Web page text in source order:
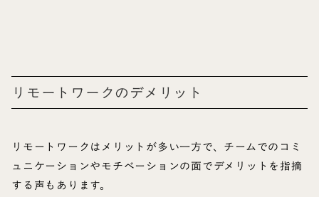
リモートワークのデメリット
リモートワークはメリットが多い一方で、チームでのコミ
ュニケーションやモチベーションの面でデメリットを指摘
する声もあります。